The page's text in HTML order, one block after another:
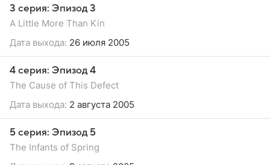
3 серия: Эпизод 3
A Little More Than Kin
Дата выхода: 26 июля 2005
4 серия: Эпизод 4
The Cause of This Defect
Дата выхода: 2 августа 2005
5 серия: Эпизод 5
The Infants of Spring